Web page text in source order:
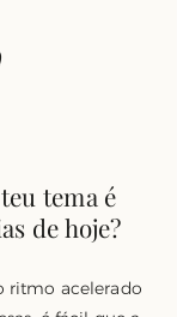
tema é
de hoje?
ritmo acelerado